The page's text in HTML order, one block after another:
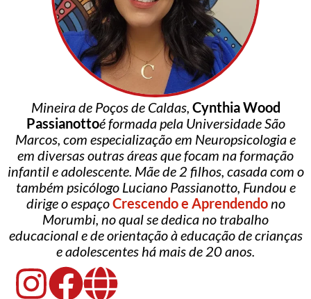
Mineira de Poços de Caldas, Cynthia Wood
Passianottoé formada pela Universidade São
Marcos, com especialização em Neuropsicologia e
em diversas outras áreas que focam na formação
infantil e adolescente. Mãe de 2 filhos, casada com o
também psicólogo Luciano Passianotto, Fundou e
dirige o espaçoCrescendo e Aprendendono
Morumbi, no qual se dedica no trabalho
educacional e de orientação à educação de crianças
e adolescentes há mais de 20 anos.